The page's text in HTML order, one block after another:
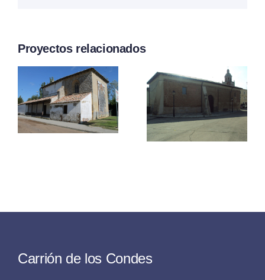
Proyectos relacionados
Ermita De
La Cruz
Carrión de los Condes